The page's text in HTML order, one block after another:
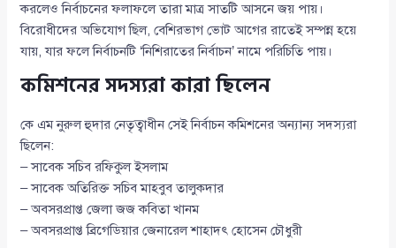
করলেও নির্বাচনের ফলাফলে তারা মাত্র সাতটি আসনে জয় পায়।
বিরোধীদের অভিযোগ ছিল, বেশিরভাগ ভোট আগের রাতেই সম্পন্ন হয়ে
যায়, যার ফলে নির্বাচনটি ‘নিশিরাতের নির্বাচন’ নামে পরিচিতি পায়।
কমিশনের সদস্যরা কারা ছিলেন
কে এম নুরুল হুদার নেতৃত্বাধীন সেই নির্বাচন কমিশনের অন্যান্য সদস্যরা
ছিলেন:
– সাবেক সচিব রফিকুল ইসলাম
– সাবেক অতিরিক্ত সচিব মাহবুব তালুকদার
– অবসরপ্রাপ্ত জেলা জজ কবিতা খানম
– অবসরপ্রাপ্ত ব্রিগেডিয়ার জেনারেল শাহাদৎ হোসেন চৌধুরী